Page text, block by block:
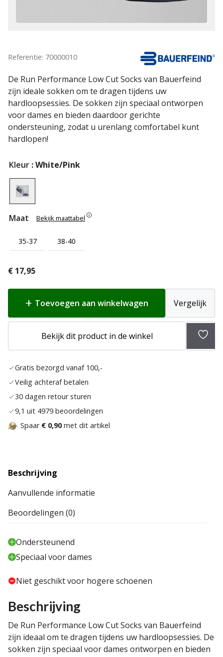
Referentie: 70000010
De Run Performance Low Cut Socks van Bauerfeind
zijn ideale sokken om te dragen tijdens uw
hardloopsessies. De sokken zijn speciaal ontworpen
voor dames en bieden daardoor gerichte
ondersteuning, zodat u urenlang comfortabel kunt
hardlopen!
Kleur : White/Pink
Maat Bekijk maattabel
35-37 38-40
€ 17,95
Toevoegen aan winkelwagen Vergelijk
Bekijk dit product in de winkel
Gratis bezorgd vanaf 100,-
Veilig achteraf betalen
30 dagen retour sturen
9,1 uit 4979 beoordelingen
Spaar € 0,90met dit artikel
Beschrijving
Aanvullende informatie
Beoordelingen (0)
Ondersteunend
Speciaal voor dames
Niet geschikt voor hogere schoenen
Beschrijving
De Run Performance Low Cut Socks van Bauerfeind
zijn ideaal om te dragen tijdens uw hardloopsessies. De
sokken zijn speciaal voor dames ontworpen en bieden